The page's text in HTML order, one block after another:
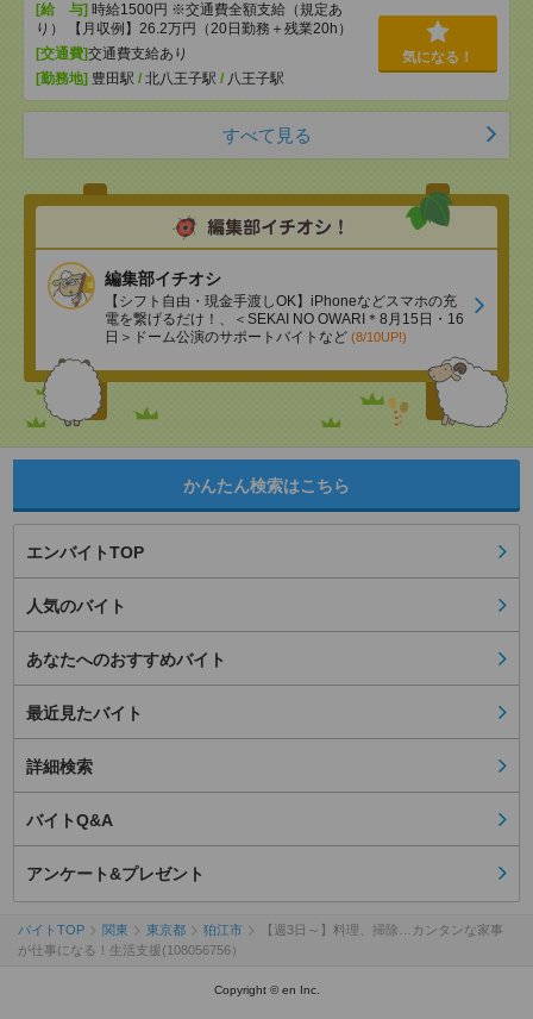
[給 与] 時給1500円 ※交通費全額支給（規定あ
り） 【月収例】26.2万円（20日勤務＋残業20h）
[交通費]交通費支給あり
[勤務地] 豊田駅 / 北八王子駅 / 八王子駅
気になる！
すべて見る
編集部イチオシ
【シフト自由・現金手渡しOK】iPhoneなどスマホの充
電を繋げるだけ！、＜SEKAI NO OWARI＊8月15日・16
日＞ドーム公演のサポートバイトなど (8/10UP!)
かんたん検索はこちら
エンバイトTOP
人気のバイト
あなたへのおすすめバイト
最近見たバイト
詳細検索
バイトQ&A
アンケート&プレゼント
バイトTOP 関東 東京都 狛江市
【週3日～】料理、掃除…カンタンな家事
が仕事になる！生活支援(108056756）
Copyright © en Inc.